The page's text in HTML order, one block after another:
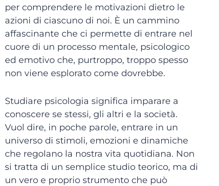
per comprendere le motivazioni dietro le
azioni di ciascuno di noi. È un cammino
affascinante che ci permette di entrare nel
cuore di un processo mentale, psicologico
ed emotivo che, purtroppo, troppo spesso
non viene esplorato come dovrebbe.
Studiare psicologia significa imparare a
conoscere se stessi, gli altri e la società.
Vuol dire, in poche parole, entrare in un
universo di stimoli, emozioni e dinamiche
che regolano la nostra vita quotidiana. Non
si tratta di un semplice studio teorico, ma di
un vero e proprio strumento che può